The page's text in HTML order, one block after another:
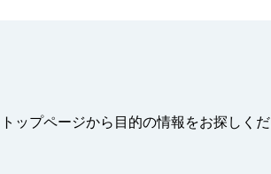
ップページから目的の情報をお探しくだ